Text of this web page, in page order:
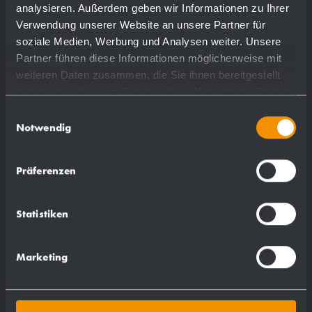
analysieren. Außerdem geben wir Informationen zu Ihrer
Verwendung unserer Website an unsere Partner für
soziale Medien, Werbung und Analysen weiter. Unsere
Partner führen diese Informationen möglicherweise mit
weiteren Daten zusammen, die Sie ihnen bereitgestellt
Notwendig
Präferenzen
Statistiken
Marketing